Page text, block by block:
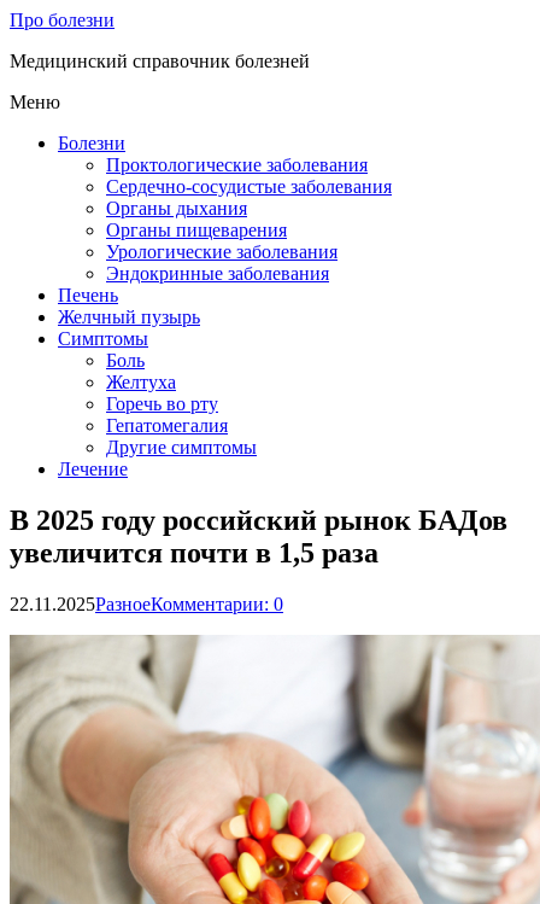
Про болезни
Медицинский справочник болезней
Меню
Болезни
Проктологические заболевания
Сердечно-сосудистые заболевания
Органы дыхания
Органы пищеварения
Урологические заболевания
Эндокринные заболевания
Печень
Желчный пузырь
Симптомы
Боль
Желтуха
Горечь во рту
Гепатомегалия
Другие симптомы
Лечение
В 2025 году российский рынок БАДов
увеличится почти в 1,5 раза
22.11.2025РазноеКомментарии: 0